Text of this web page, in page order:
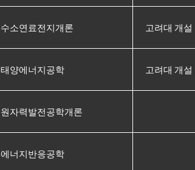
수소연료전지개론 고려대 개설
태양에너지공학 고려대 개설
원자력발전공학개론
에너지반응공학